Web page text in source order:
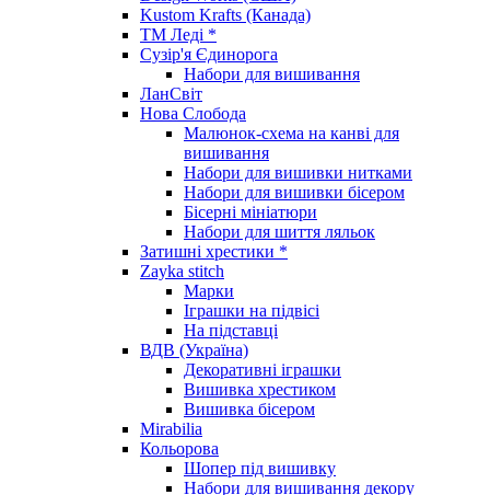
Kustom Krafts (Канада)
ТМ Леді *
Сузір'я Єдинорога
Набори для вишивання
ЛанСвіт
Нова Слобода
Малюнок-схема на канві для
вишивання
Набори для вишивки нитками
Набори для вишивки бісером
Бісерні мініатюри
Набори для шиття ляльок
Затишні хрестики *
Zayka stitch
Марки
Іграшки на підвісі
На підставці
ВДВ (Україна)
Декоративні іграшки
Вишивка хрестиком
Вишивка бісером
Mirabilia
Кольорова
Шопер під вишивку
Набори для вишивання декору